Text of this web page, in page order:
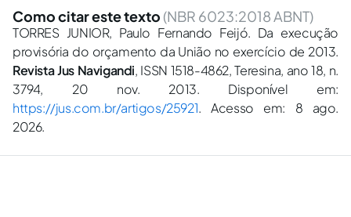
Como citar este texto (NBR 6023:2018 ABNT)
TORRES JUNIOR, Paulo Fernando Feijó. Da execução
provisória do orçamento da União no exercício de 2013.
Revista Jus Navigandi, ISSN 1518-4862, Teresina, ano 18, n.
3794, 20 nov. 2013. Disponível em:
https://jus.com.br/artigos/25921. Acesso em: 8 ago.
2026.